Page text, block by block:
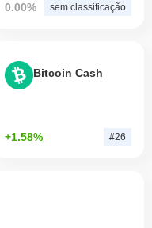
0.00% sem classificação
Bitcoin Cash
+1.58% #26